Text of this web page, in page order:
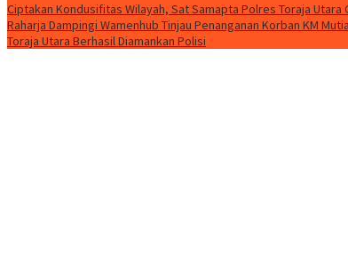
Ciptakan Kondusifitas Wilayah, Sat Samapta Polres Toraja
Raharja Dampingi Wamenhub Tinjau Penanganan Korban KM
Toraja Utara Berhasil Diamankan Polisi